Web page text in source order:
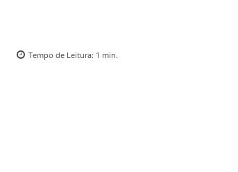
Tempo de Leitura: 1 min.